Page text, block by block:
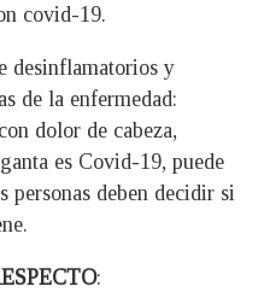
covid-19.
desinflamatorios y
de la enfermedad:
dolor de cabeza,
es Covid-19, puede
personas deben decidir si
: